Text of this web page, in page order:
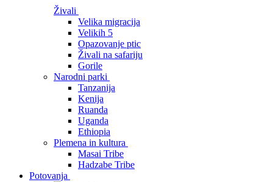
Živali
Velika migracija
Velikih 5
Opazovanje ptic
Živali na safariju
Gorile
Narodni parki
Tanzanija
Kenija
Ruanda
Uganda
Ethiopia
Plemena in kultura
Masai Tribe
Hadzabe Tribe
Potovanja